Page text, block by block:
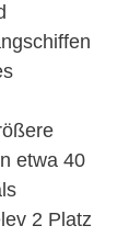
etwa 40
2 Platz